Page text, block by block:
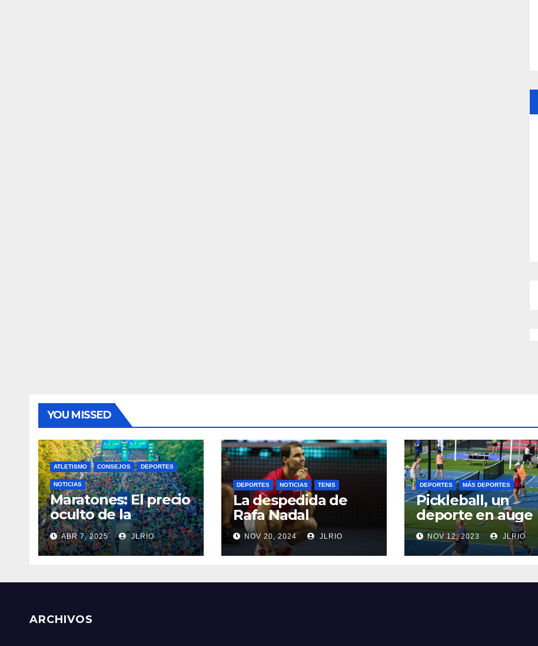
YOU MISSED
ATLETISMO CONSEJOS DEPORTES
NOTICIAS
Maratones: El precio
oculto de la
resistencia
ABR 7, 2025 JLRIO
DEPORTES NOTICIAS TENIS
La despedida de
Rafa Nadal
NOV 20, 2024 JLRIO
DEPORTES MÁS DEPORTES
Pickleball, un
deporte en auge
NOV 12, 2023 JLRIO
ARCHIVOS